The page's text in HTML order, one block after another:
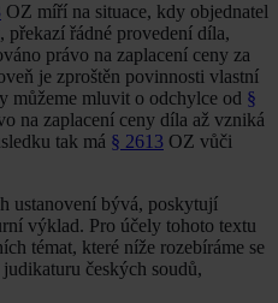
OZ míří na situace, kdy objednatel
překazí řádné provedení díla,
právo na zaplacení ceny za
je zproštěn povinnosti vlastní
můžeme mluvit o odchylce od §
na zaplacení ceny díla až vzniká
tak má § 2613 OZ vůči
ustanovení bývá, poskytují
výklad. Pro účely tohoto textu
témat, které níže rozebíráme se
českých soudů,